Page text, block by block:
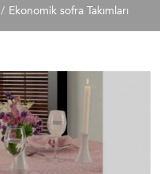
Ekonomik sofra Takımları